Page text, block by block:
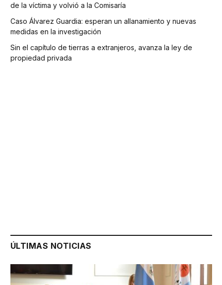
de la víctima y volvió a la Comisaría
Caso Álvarez Guardia: esperan un allanamiento y nuevas
medidas en la investigación
Sin el capítulo de tierras a extranjeros, avanza la ley de
propiedad privada
ÚLTIMAS NOTICIAS